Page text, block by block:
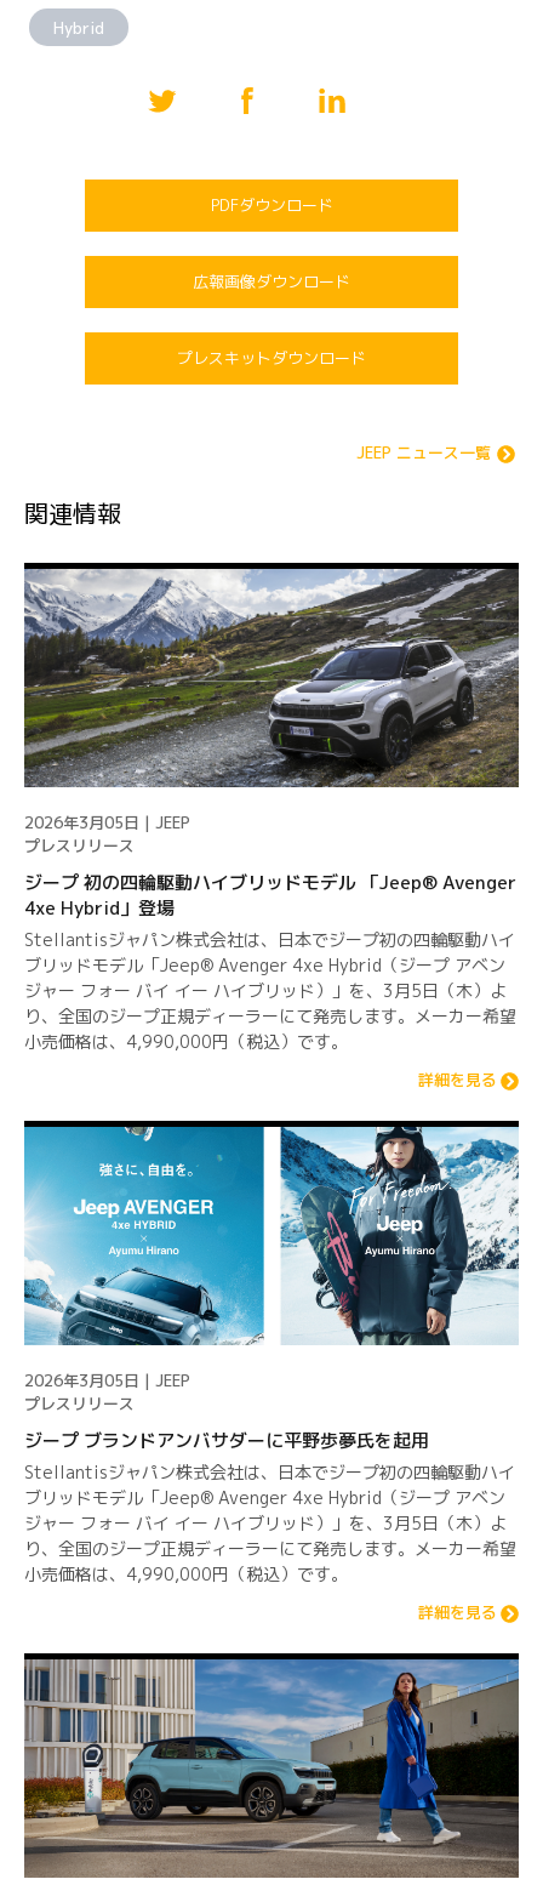
Hybrid
PDFダウンロード
広報画像ダウンロード
プレスキットダウンロード
JEEP ニュース一覧
関連情報
2026年3月05日 | JEEP
プレスリリース
ジープ 初の四輪駆動ハイブリッドモデル 「Jeep® Avenger
4xe Hybrid」登場
Stellantisジャパン株式会社は、日本でジープ初の四輪駆動ハイ
ブリッドモデル「Jeep® Avenger 4xe Hybrid（ジープ アベン
ジャー フォー バイ イー ハイブリッド）」を、3月5日（木）よ
り、全国のジープ正規ディーラーにて発売します。メーカー希望
小売価格は、4,990,000円（税込）です。
詳細を見る
2026年3月05日 | JEEP
プレスリリース
ジープ ブランドアンバサダーに平野歩夢氏を起用
Stellantisジャパン株式会社は、日本でジープ初の四輪駆動ハイ
ブリッドモデル「Jeep® Avenger 4xe Hybrid（ジープ アベン
ジャー フォー バイ イー ハイブリッド）」を、3月5日（木）よ
り、全国のジープ正規ディーラーにて発売します。メーカー希望
小売価格は、4,990,000円（税込）です。
詳細を見る